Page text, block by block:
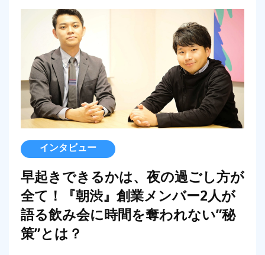
インタビュー
早起きできるかは、夜の過ごし方が
全て！『朝渋』創業メンバー2人が
語る飲み会に時間を奪われない”秘
策”とは？